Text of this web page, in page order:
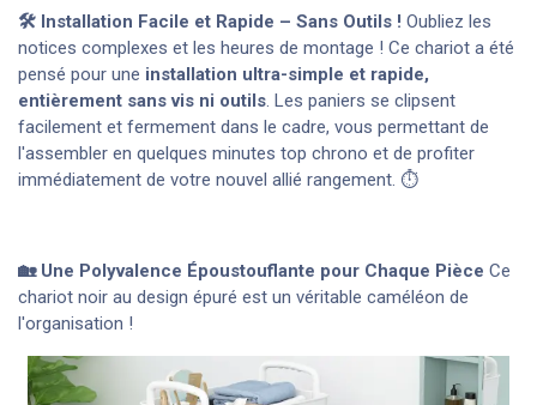
🛠️ Installation Facile et Rapide – Sans Outils ! Oubliez les
notices complexes et les heures de montage ! Ce chariot a été
pensé pour une installation ultra-simple et rapide,
entièrement sans vis ni outils. Les paniers se clipsent
facilement et fermement dans le cadre, vous permettant de
l'assembler en quelques minutes top chrono et de profiter
immédiatement de votre nouvel allié rangement. ⏱️
🏡 Une Polyvalence Époustouflante pour Chaque Pièce Ce
chariot noir au design épuré est un véritable caméléon de
l'organisation !